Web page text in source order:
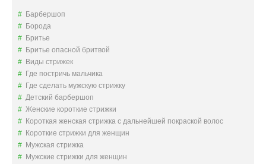
Барбершоп
Борода
Бритье
Бритье опасной бритвой
Виды стрижек
Где постричь мальчика
Где сделать мужскую стрижку
Детский барбершоп
Женские короткие стрижки
Короткая женская стрижка с дальнейшей покраской волос
Короткие стрижки для женщин
Мужская стрижка
Мужские стрижки для женщин